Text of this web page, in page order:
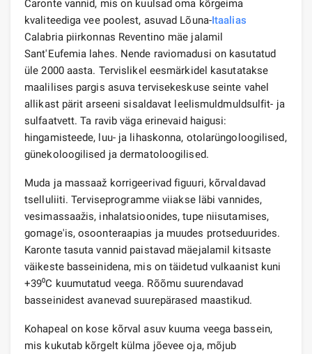
Caronte vannid, mis on kuulsad oma kõrgeima
kvaliteediga vee poolest, asuvad Lõuna-Itaalias
Calabria piirkonnas Reventino mäe jalamil
Sant'Eufemia lahes. Nende raviomadusi on kasutatud
üle 2000 aasta. Tervislikel eesmärkidel kasutatakse
maalilises pargis asuva tervisekeskuse seinte vahel
allikast pärit arseeni sisaldavat leelismuldmuldsulfit- ja
sulfaatvett. Ta ravib väga erinevaid haigusi:
hingamisteede, luu- ja lihaskonna, otolarüngoloogilised,
günekoloogilised ja dermatoloogilised.
Muda ja massaaž korrigeerivad figuuri, kõrvaldavad
tselluliiti. Terviseprogramme viiakse läbi vannides,
vesimassaažis, inhalatsioonides, tupe niisutamises,
gomage'is, osoonteraapias ja muudes protseduurides.
Karonte tasuta vannid paistavad mäejalamil kitsaste
väikeste basseinidena, mis on täidetud vulkaanist kuni
+39⁰С kuumutatud veega. Rõõmu suurendavad
basseinidest avanevad suurepärased maastikud.
Kohapeal on kose kõrval asuv kuuma veega bassein,
mis kukutab kõrgelt külma jõevee oja, mõjub